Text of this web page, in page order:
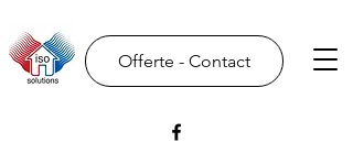
Offerte - Contact